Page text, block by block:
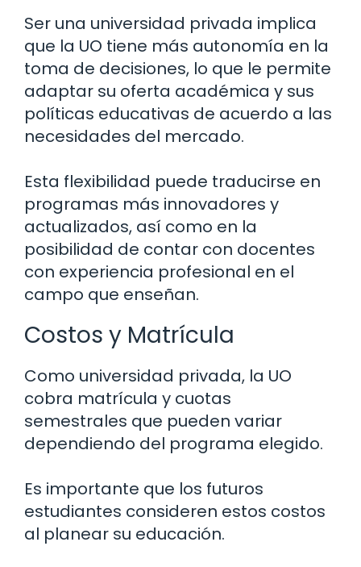
Ser una universidad privada implica
que la UO tiene más autonomía en la
toma de decisiones, lo que le permite
adaptar su oferta académica y sus
políticas educativas de acuerdo a las
necesidades del mercado.
Esta flexibilidad puede traducirse en
programas más innovadores y
actualizados, así como en la
posibilidad de contar con docentes
con experiencia profesional en el
campo que enseñan.
Costos y Matrícula
Como universidad privada, la UO
cobra matrícula y cuotas
semestrales que pueden variar
dependiendo del programa elegido.
Es importante que los futuros
estudiantes consideren estos costos
al planear su educación.